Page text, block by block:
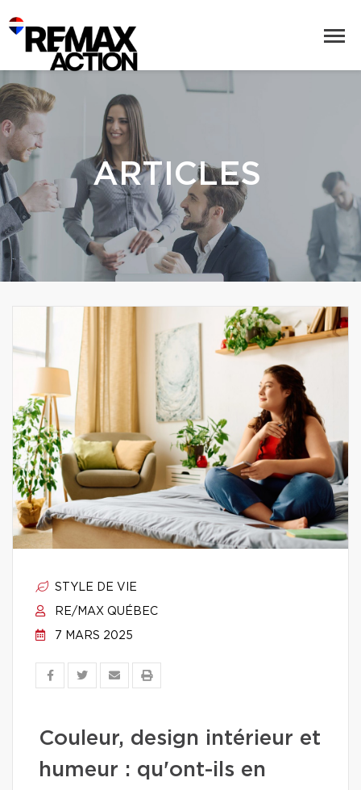
ARTICLES
STYLE DE VIE
RE/MAX QUÉBEC
7 MARS 2025
Couleur, design intérieur et
humeur : qu'ont-ils en